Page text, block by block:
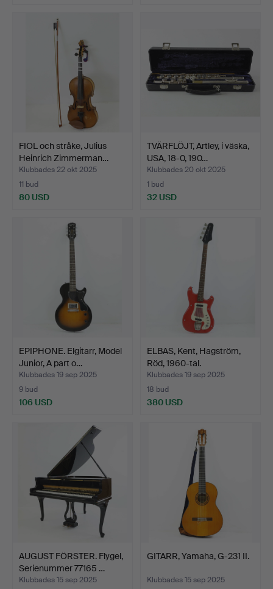
FIOL och stråke, Julius
Heinrich Zimmerman…
Klubbades 22 okt 2025
11 bud
80 USD
TVÄRFLÖJT, Artley, i väska,
USA, 18-0, 190…
Klubbades 20 okt 2025
1 bud
32 USD
EPIPHONE. Elgitarr, Model
Junior, A part o…
Klubbades 19 sep 2025
9 bud
106 USD
ELBAS, Kent, Hagström,
Röd, 1960-tal.
Klubbades 19 sep 2025
18 bud
380 USD
AUGUST FÖRSTER. Flygel,
Serienummer 77165 …
Klubbades 15 sep 2025
GITARR, Yamaha, G-231 II.
Klubbades 15 sep 2025